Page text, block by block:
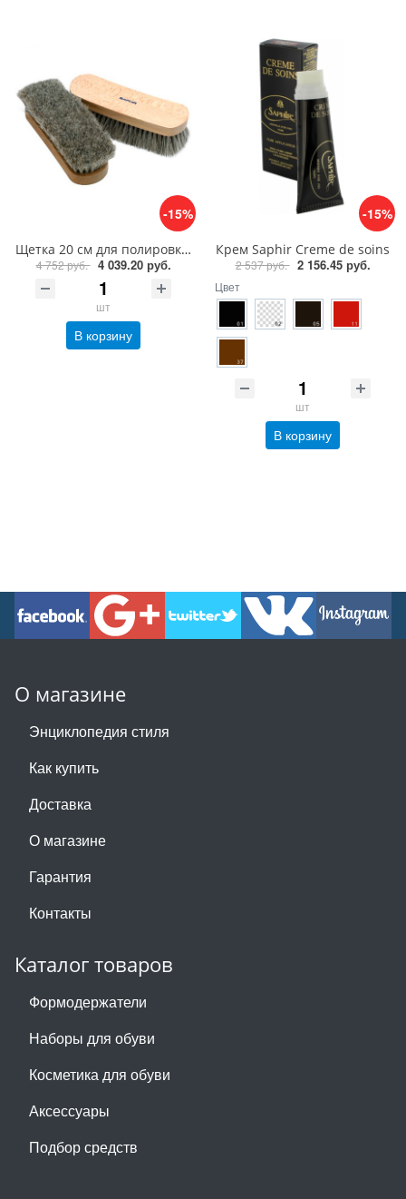
-15%
Щетка 20 см для полировки из ценных пород дерева Saphir Brosse Crin de Cheval Naturel
4 752 руб. 4 039.20 руб.
шт
В корзину
-15%
Крем Saphir Creme de soins
2 537 руб. 2 156.45 руб.
Цвет
шт
В корзину
О магазине
Энциклопедия стиля
Как купить
Доставка
О магазине
Гарантия
Контакты
Каталог товаров
Формодержатели
Наборы для обуви
Косметика для обуви
Аксессуары
Подбор средств